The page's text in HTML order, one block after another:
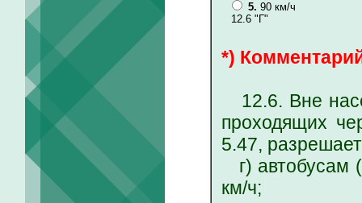
5. 90 км/ч
12.6 "Г"
*)
12.6. Вне
проходящих
5.47,
г) автобусам
км/ч;